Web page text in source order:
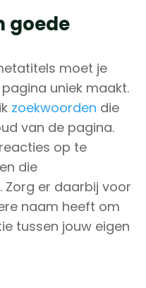
goede
moet je
uniek maakt.
zoekwoorden die
van de pagina.
op te
die
Zorg er daarbij voor
naam heeft om
tussen jouw eigen